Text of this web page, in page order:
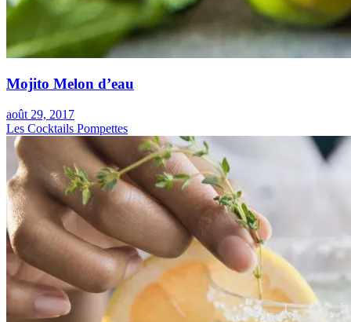
Mojito Melon d’eau
août 29, 2017
Les Cocktails Pompettes